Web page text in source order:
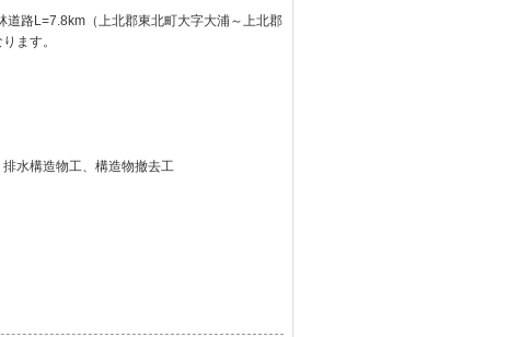
路L=7.8km（上北郡東北町大字大浦～上北郡
ます。
水構造物工、構造物撤去工